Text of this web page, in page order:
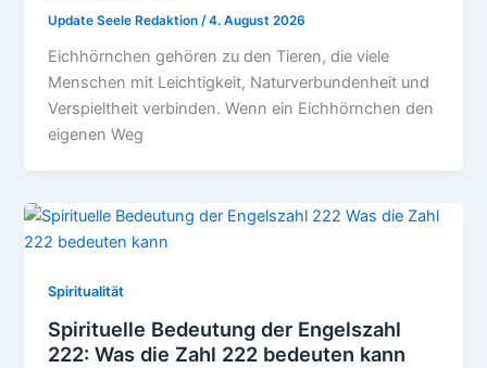
Update Seele Redaktion /4. August 2026
Eichhörnchen gehören zu den Tieren, die viele
Menschen mit Leichtigkeit, Naturverbundenheit und
Verspieltheit verbinden. Wenn ein Eichhörnchen den
eigenen Weg
Spiritualität
Spirituelle Bedeutung der Engelszahl
222: Was die Zahl 222 bedeuten kann